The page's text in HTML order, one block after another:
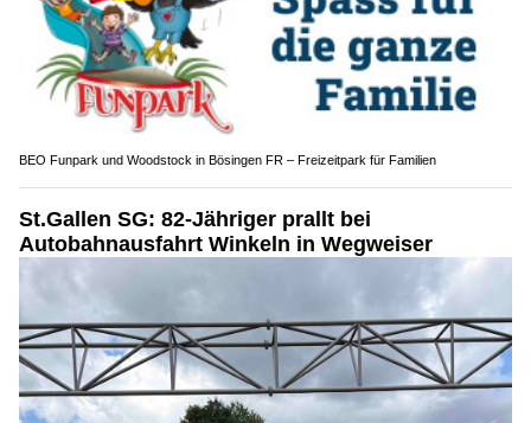
BEO Funpark und Woodstock in Bösingen FR – Freizeitpark für Familien
St.Gallen SG: 82-Jähriger prallt bei
Autobahnausfahrt Winkeln in Wegweiser